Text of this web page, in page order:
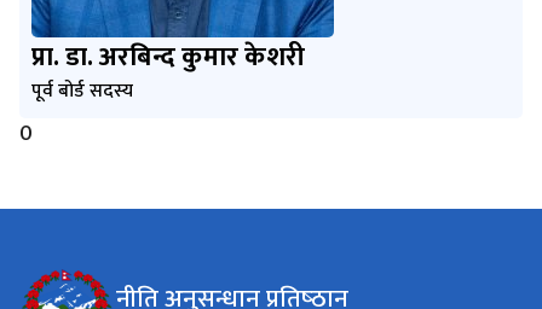
प्रा. डा. अरबिन्द कुमार केशरी
पूर्व बोर्ड सदस्य
0
नीति अनुसन्धान प्रतिष्‍ठान